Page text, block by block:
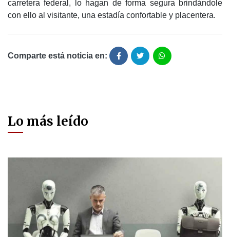
carretera federal, lo hagan de forma segura brindándole
con ello al visitante, una estadía confortable y placentera.
Comparte está noticia en:
Lo más leído